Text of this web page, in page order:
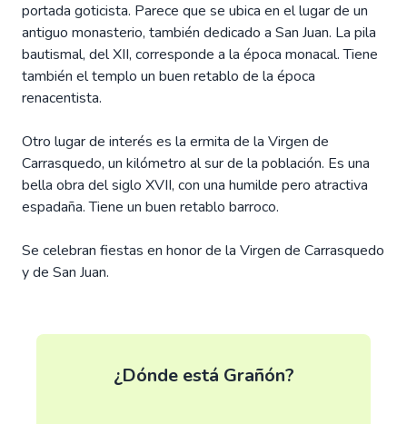
portada goticista. Parece que se ubica en el lugar de un
antiguo monasterio, también dedicado a San Juan. La pila
bautismal, del XII, corresponde a la época monacal. Tiene
también el templo un buen retablo de la época
renacentista.
Otro lugar de interés es la ermita de la Virgen de
Carrasquedo, un kilómetro al sur de la población. Es una
bella obra del siglo XVII, con una humilde pero atractiva
espadaña. Tiene un buen retablo barroco.
Se celebran fiestas en honor de la Virgen de Carrasquedo
y de San Juan.
¿Dónde está Grañón?